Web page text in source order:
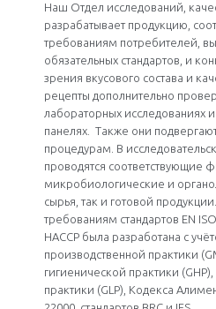
Наш Отдел исследований,
разрабатывает продукцию,
требованиям потребителей,
обязательных стандартов, и
зрения вкусового состава и
рецепты дополнительно
лабораторных исследованиях
панелях. Также они
процедурам. В
проводятся соответствующие
микробиологические и
сырья, так и готовой
требованиям стандартов EN
HACCP была разработана с
производственной практики
гигиенической практики
практики (GLP), Кодекса